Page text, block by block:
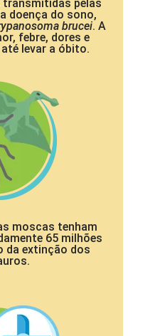
transmitidas pelas
doença do sono,
brucei. A
febre, dores e
levar a óbito.
moscas tenham
65 milhões
da extinção dos